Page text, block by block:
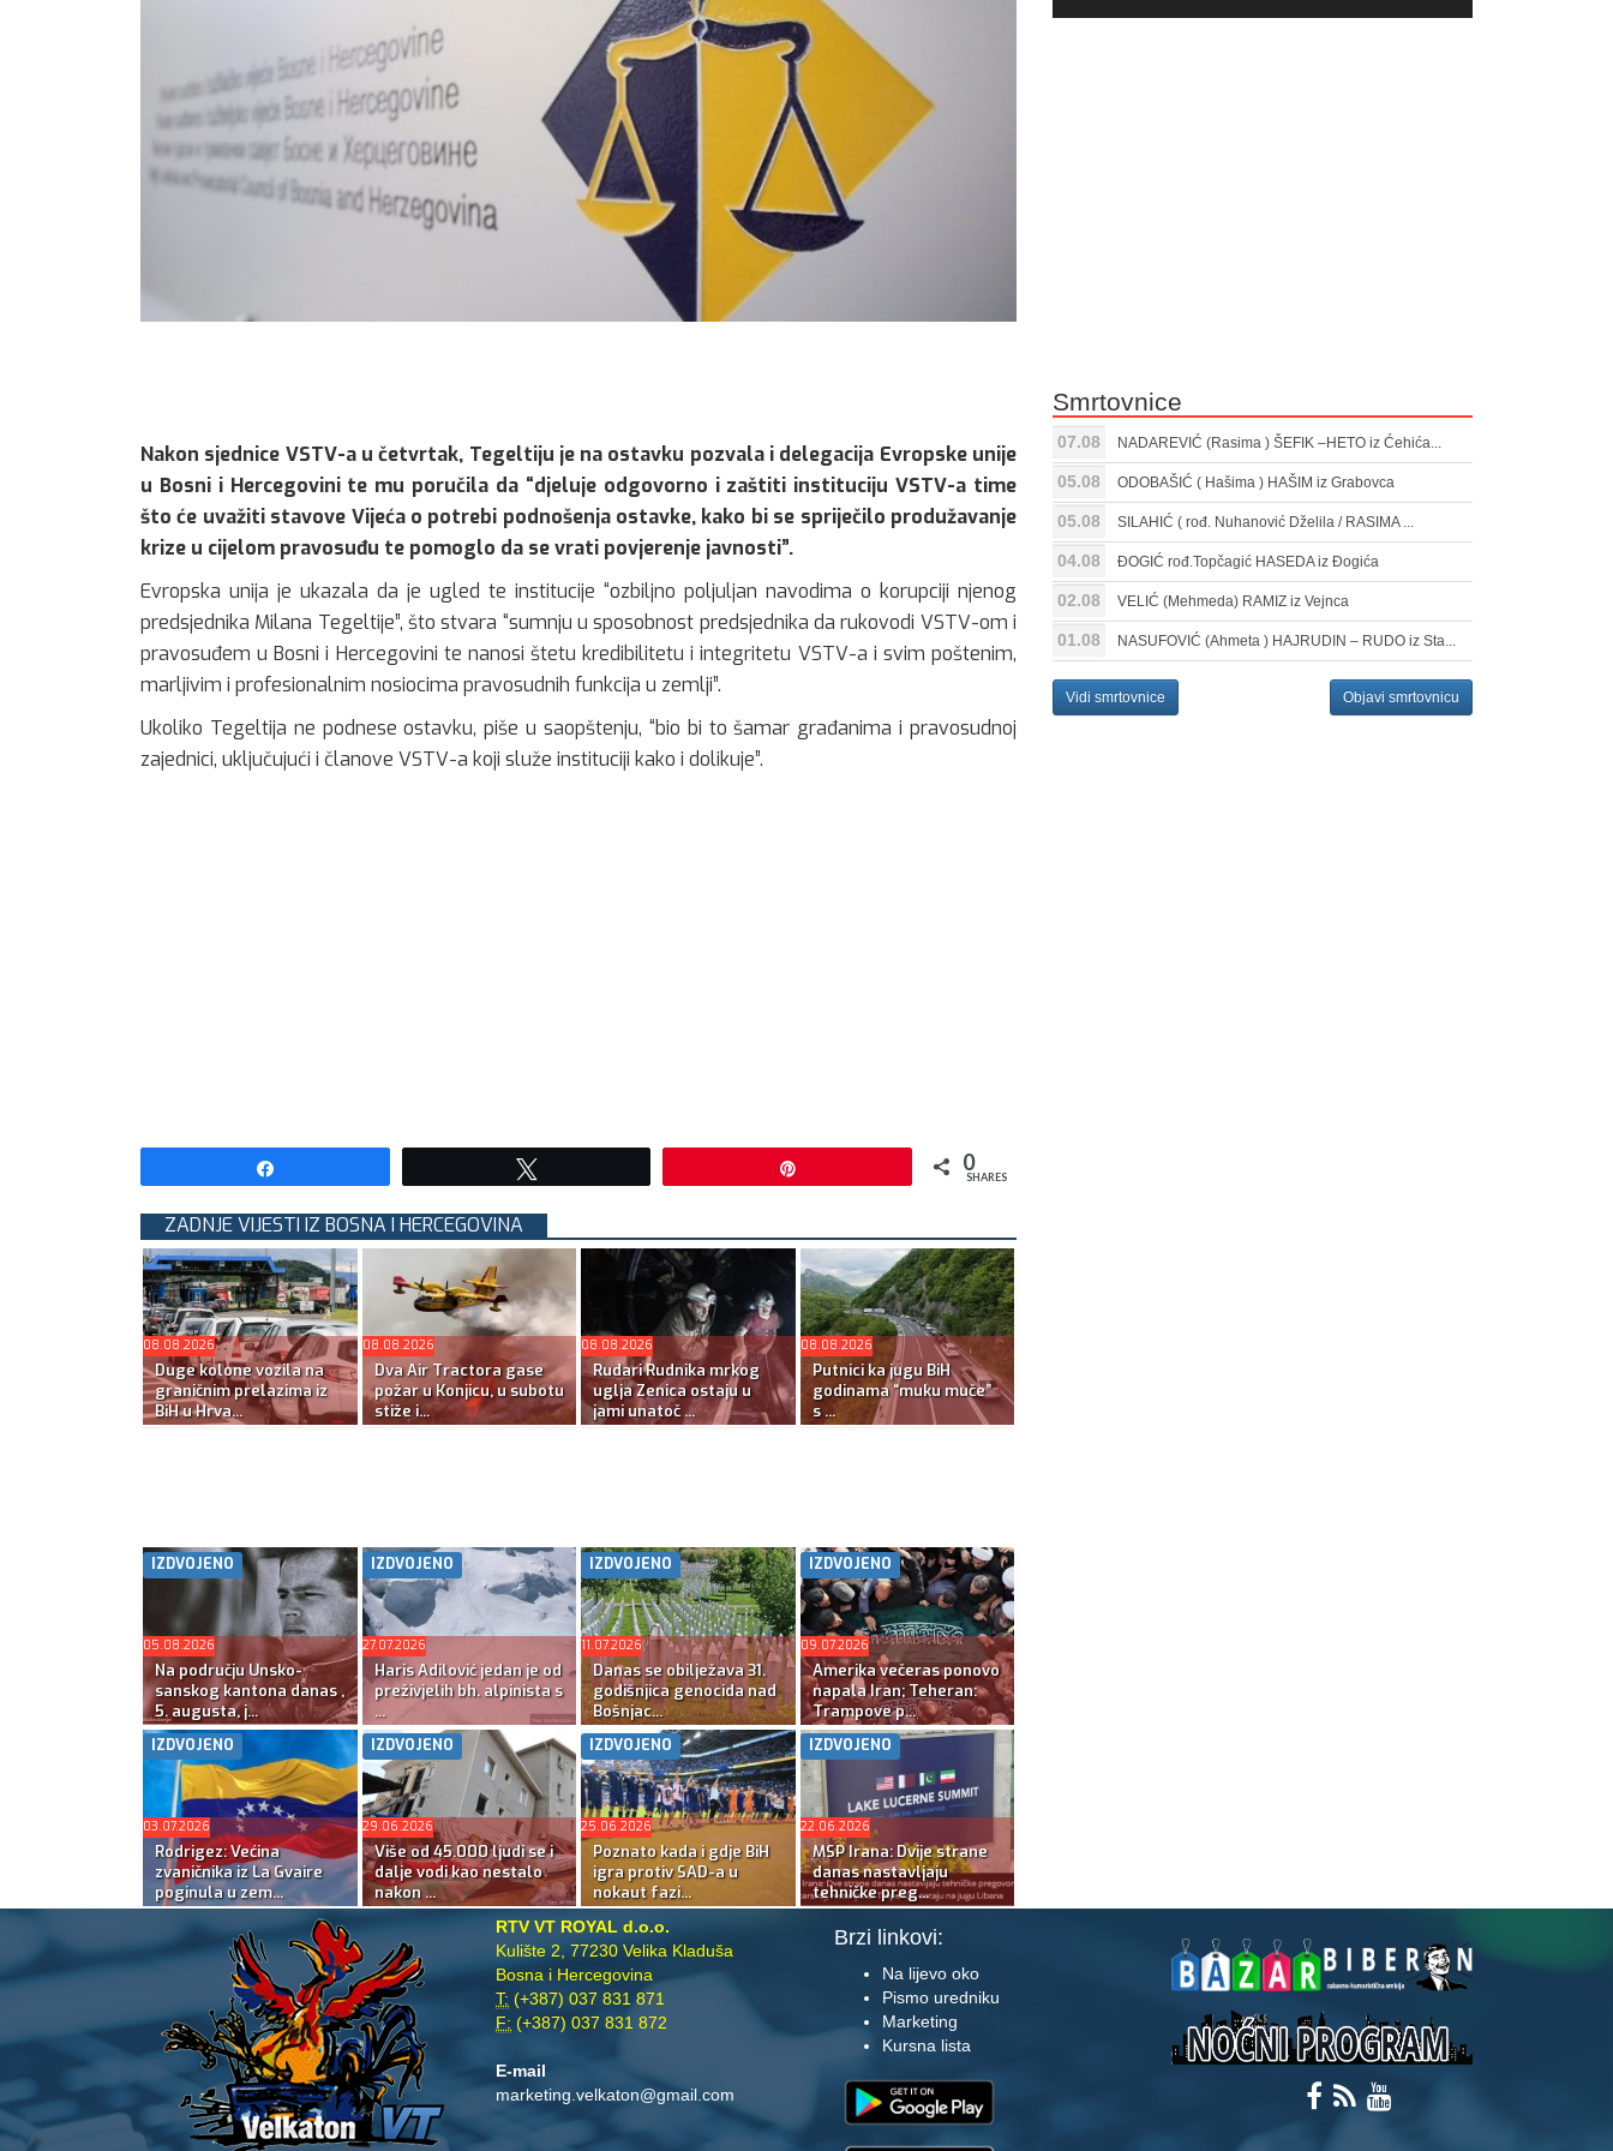
Nakon sjednice VSTV-a u četvrtak, Tegeltiju je na ostavku pozvala i delegacija Evropske unije
u Bosni i Hercegovini te mu poručila da “djeluje odgovorno i zaštiti instituciju VSTV-a time
što će uvažiti stavove Vijeća o potrebi podnošenja ostavke, kako bi se spriječilo produžavanje
krize u cijelom pravosuđu te pomoglo da se vrati povjerenje javnosti”.
Evropska unija je ukazala da je ugled te institucije “ozbiljno poljuljan navodima o korupciji njenog
predsjednika Milana Tegeltije”, što stvara “sumnju u sposobnost predsjednika da rukovodi VSTV-om i
pravosuđem u Bosni i Hercegovini te nanosi štetu kredibilitetu i integritetu VSTV-a i svim poštenim,
marljivim i profesionalnim nosiocima pravosudnih funkcija u zemlji”.
Ukoliko Tegeltija ne podnese ostavku, piše u saopštenju, “bio bi to šamar građanima i pravosudnoj
zajednici, uključujući i članove VSTV-a koji služe instituciji kako i dolikuje”.
0
SHARES
ZADNJE VIJESTI IZ BOSNA I HERCEGOVINA
08.08.2026
Duge kolone vozila na
graničnim prelazima iz
BiH u Hrva...
08.08.2026
Dva Air Tractora gase
požar u Konjicu, u subotu
stiže i...
08.08.2026
Rudari Rudnika mrkog
uglja Zenica ostaju u
jami unatoč ...
08.08.2026
Putnici ka jugu BiH
godinama “muku muče”
s ...
IZDVOJENO
05.08.2026
Na području Unsko-
sanskog kantona danas ,
5. augusta, j...
IZDVOJENO
27.07.2026
Haris Adilović jedan je od
preživjelih bh. alpinista s
...
IZDVOJENO
11.07.2026
Danas se obilježava 31.
godišnjica genocida nad
Bošnjac...
IZDVOJENO
09.07.2026
Amerika večeras ponovo
napala Iran; Teheran:
Trampove p...
IZDVOJENO
03.07.2026
Rodrigez: Većina
zvaničnika iz La Gvaire
poginula u zem...
IZDVOJENO
29.06.2026
Više od 45.000 ljudi se i
dalje vodi kao nestalo
nakon ...
IZDVOJENO
25.06.2026
Poznato kada i gdje BiH
igra protiv SAD-a u
nokaut fazi...
IZDVOJENO
22.06.2026
MSP Irana: Dvije strane
danas nastavljaju
tehničke preg...
Gore/Dole
Smrtovnice
07.08 NADAREVIĆ (Rasima ) ŠEFIK –HETO iz Ćehića...
05.08 ODOBAŠIĆ ( Hašima ) HAŠIM iz Grabovca
05.08 SILAHIĆ ( rođ. Nuhanović Dželila / RASIMA ...
04.08 ĐOGIĆ rođ.Topčagić HASEDA iz Đogića
02.08 VELIĆ (Mehmeda) RAMIZ iz Vejnca
01.08 NASUFOVIĆ (Ahmeta ) HAJRUDIN – RUDO iz Sta...
Vidi smrtovnice Objavi smrtovnicu
RTV VT ROYAL d.o.o.
Kulište 2, 77230 Velika Kladuša
Bosna i Hercegovina
T: (+387) 037 831 871
F: (+387) 037 831 872
E-mail
marketing.velkaton@gmail.com
Brzi linkovi:
Na lijevo oko
Pismo uredniku
Marketing
Kursna lista